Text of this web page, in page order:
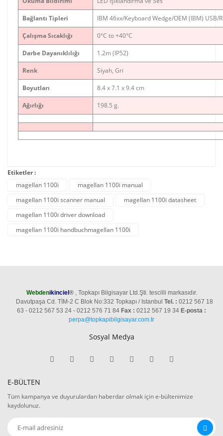
Bağlantı Tipleri IBM 46xx/Keyboard Wedge/OEM (IBM) USB/
Çalışma Sıcaklığı 0°C to +40°C
Darbe Dayanıklılığı 1.2m (IP52)
Renk Siyah, Gri
Boyutları 8.4 x 7.1 x 9.4 cm
Ağırlığı 198.5 g.
Etiketler :
magellan 1100i
magellan 1100i manual
magellan 1100i scanner manual
magellan 1100i datasheet
magellan 1100i driver download
magellan 1100i handbuchmagellan 1100i
Webdenikinciel ®, Topkapı Bilgisayar Ltd.Şti. tescilli markasıdır.
Davutpaşa Cd. TİM-2 C Blok No:332 Topkapı / Istanbul Tel. : 0212 567 18
63 - 0212 567 53 24 - 0212 576 71 84 Fax : 0212 567 19 34 E-posta :
perpa@topkapibilgisayar.com.tr
Sosyal Medya
E-BÜLTEN
Tüm kampanya ve duyurulardan haberdar olmak için e-bültenimize
kaydolunuz.